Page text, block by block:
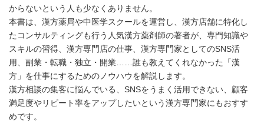
からないという人も少なくありません。
本書は、漢方薬局や中医学スクールを運営し、漢方店舗に特化し
たコンサルティングも行う人気漢方薬剤師の著者が、専門知識や
スキルの習得、漢方専門店の仕事、漢方専門家としてのSNS活
用、副業・転職・独立・開業……誰も教えてくれなかった「漢
方」を仕事にするためのノウハウを解説します。
漢方相談の集客に悩んでいる、SNSをうまく活用できない、顧客
満足度やリピート率をアップしたいという漢方専門家にもおすす
めです。